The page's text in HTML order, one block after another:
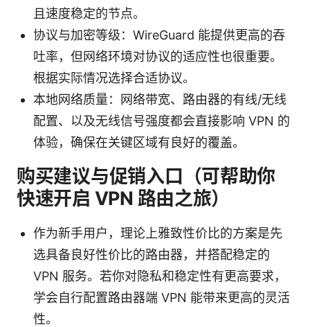
且速度稳定的节点。
协议与加密等级：WireGuard 能提供更高的吞
吐率，但网络环境对协议的适应性也很重要。
根据实际情况选择合适协议。
本地网络质量：网络带宽、路由器的有线/无线
配置、以及无线信号强度都会直接影响 VPN 的
体验，确保在关键区域有良好的覆盖。
购买建议与促销入口（可帮助你
快速开启 VPN 路由之旅）
作为新手用户，理论上雅致性价比的方案是先
选具备良好性价比的路由器，并搭配稳定的
VPN 服务。若你对隐私和稳定性有更高要求，
学会自行配置路由器端 VPN 能带来更高的灵活
性。